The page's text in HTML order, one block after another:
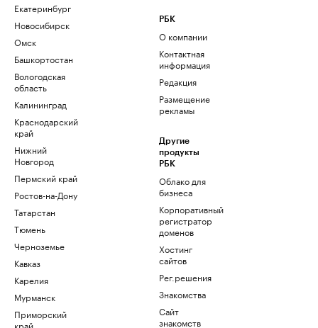
Екатеринбург
Новосибирск
Омск
Башкортостан
Вологодская
область
Калининград
Краснодарский
край
Нижний
Новгород
Пермский край
Ростов-на-Дону
Татарстан
Тюмень
Черноземье
Кавказ
Карелия
Мурманск
Приморский
край
РБК
О компании
Контактная
информация
Редакция
Размещение
рекламы
Другие
продукты
РБК
Облако для
бизнеса
Корпоративный
регистратор
доменов
Хостинг
сайтов
Рег.решения
Знакомства
Сайт
знакомств